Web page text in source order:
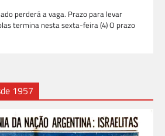
perderá a vaga. Prazo para levar
termina nesta sexta-feira (4) O prazo
1957